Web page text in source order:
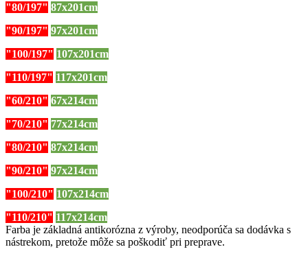
"80/197" 87x201cm
"90/197" 97x201cm
"100/197" 107x201cm
"110/197" 117x201cm
"60/210" 67x214cm
"70/210" 77x214cm
"80/210" 87x214cm
"90/210" 97x214cm
"100/210" 107x214cm
"110/210" 117x214cm
Farba je základná antikorózna z výroby, neodporúča sa dodávka s
nástrekom, pretože môže sa poškodiť pri preprave.